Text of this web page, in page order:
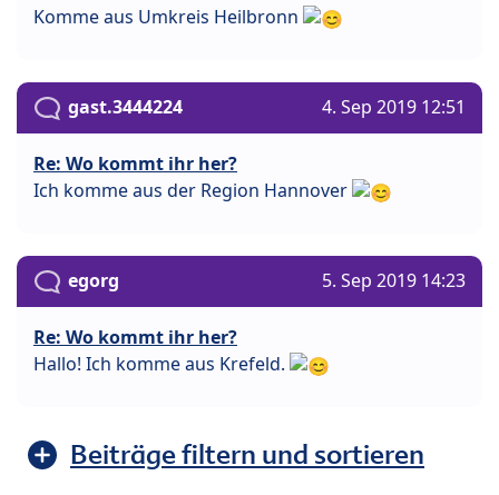
Komme aus Umkreis Heilbronn
gast.3444224 4. Sep 2019 12:51
Re: Wo kommt ihr her?
Ich komme aus der Region Hannover
egorg 5. Sep 2019 14:23
Re: Wo kommt ihr her?
Hallo! Ich komme aus Krefeld.
Beiträge filtern und sortieren